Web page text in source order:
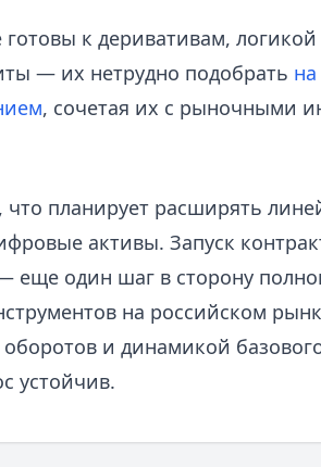
к деривативам,
— их нетрудно подобрать на
, сочетая их с рыночными
планирует расширять
активы. Запуск
один шаг в сторону
на российском
и динамикой
устойчив.